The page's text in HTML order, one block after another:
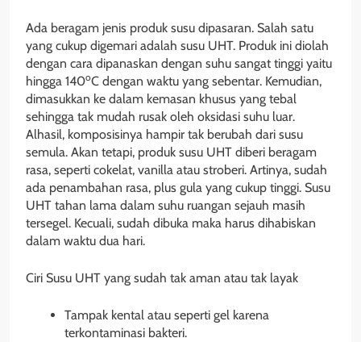
Ada beragam jenis produk susu dipasaran. Salah satu
yang cukup digemari adalah susu UHT. Produk ini diolah
dengan cara dipanaskan dengan suhu sangat tinggi yaitu
hingga 140oC dengan waktu yang sebentar. Kemudian,
dimasukkan ke dalam kemasan khusus yang tebal
sehingga tak mudah rusak oleh oksidasi suhu luar.
Alhasil, komposisinya hampir tak berubah dari susu
semula. Akan tetapi, produk susu UHT diberi beragam
rasa, seperti cokelat, vanilla atau stroberi. Artinya, sudah
ada penambahan rasa, plus gula yang cukup tinggi. Susu
UHT tahan lama dalam suhu ruangan sejauh masih
tersegel. Kecuali, sudah dibuka maka harus dihabiskan
dalam waktu dua hari.
Ciri Susu UHT yang sudah tak aman atau tak layak
Tampak kental atau seperti gel karena
terkontaminasi bakteri.